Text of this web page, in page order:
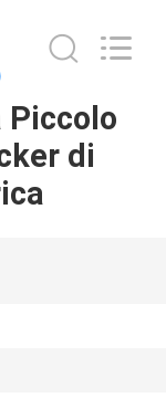
Piccolo
di